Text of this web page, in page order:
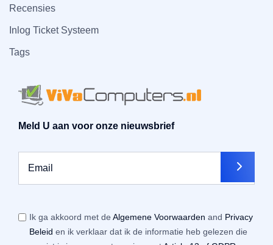
Recensies
Inlog Ticket Systeem
Tags
Meld U aan voor onze nieuwsbrief
Ik ga akkoord met de Algemene Voorwaarden and Privacy
Beleid en ik verklaar dat ik de informatie heb gelezen die